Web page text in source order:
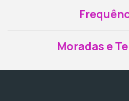
Moradas e